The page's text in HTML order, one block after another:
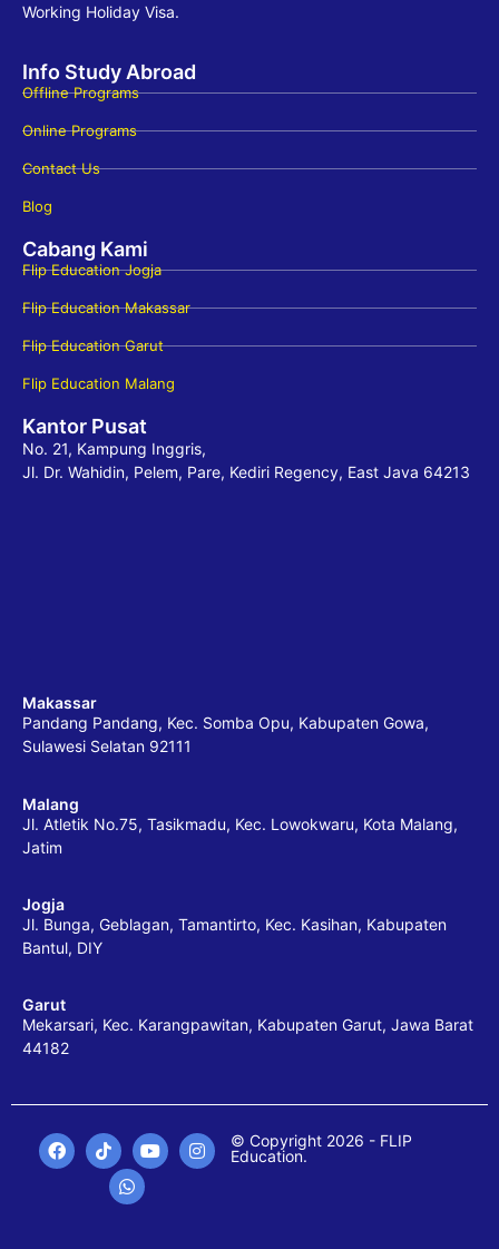
Working Holiday Visa.
Info Study Abroad
Offline Programs
Online Programs
Contact Us
Blog
Cabang Kami
Flip Education Jogja
Flip Education Makassar
Flip Education Garut
Flip Education Malang
Kantor Pusat
No. 21, Kampung Inggris,
Jl. Dr. Wahidin, Pelem, Pare, Kediri Regency, East Java 64213
Makassar
Pandang Pandang, Kec. Somba Opu, Kabupaten Gowa,
Sulawesi Selatan 92111
Malang
Jl. Atletik No.75, Tasikmadu, Kec. Lowokwaru, Kota Malang,
Jatim
Jogja
Jl. Bunga, Geblagan, Tamantirto, Kec. Kasihan, Kabupaten
Bantul, DIY
Garut
Mekarsari, Kec. Karangpawitan, Kabupaten Garut, Jawa Barat
44182
© Copyright 2026 - FLIP
Education.